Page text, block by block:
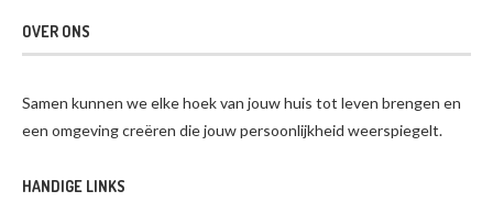
OVER ONS
Samen kunnen we elke hoek van jouw huis tot leven brengen en
een omgeving creëren die jouw persoonlijkheid weerspiegelt.
HANDIGE LINKS